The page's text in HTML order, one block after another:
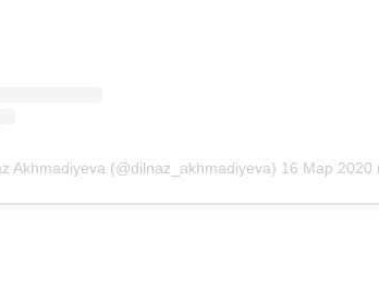
Akhmadiyeva (@dilnaz_akhmadiyeva) 16 Мар 2020 в 12:57